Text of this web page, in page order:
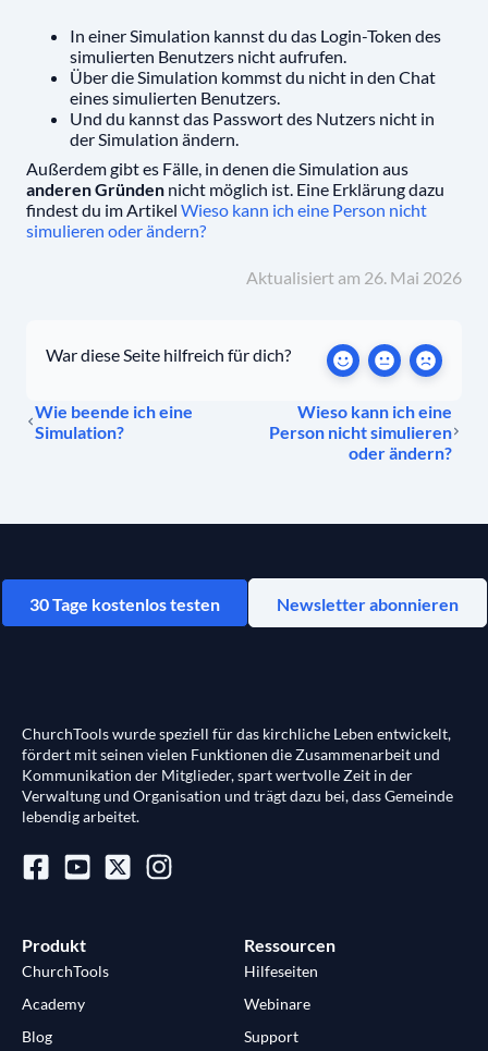
In einer Simulation kannst du das Login-Token des
simulierten Benutzers nicht aufrufen.
Über die Simulation kommst du nicht in den Chat
eines simulierten Benutzers.
Und du kannst das Passwort des Nutzers nicht in
der Simulation ändern.
Außerdem gibt es Fälle, in denen die Simulation aus
anderen Gründen nicht möglich ist. Eine Erklärung dazu
findest du im Artikel Wieso kann ich eine Person nicht
simulieren oder ändern?
Aktualisiert am 26. Mai 2026
War diese Seite hilfreich für dich?
Wie beende ich eine
Simulation?
Wieso kann ich eine
Person nicht simulieren
oder ändern?
30 Tage kostenlos testen Newsletter abonnieren
ChurchTools wurde speziell für das kirchliche Leben entwickelt,
fördert mit seinen vielen Funktionen die Zusammenarbeit und
Kommunikation der Mitglieder, spart wertvolle Zeit in der
Verwaltung und Organisation und trägt dazu bei, dass Gemeinde
lebendig arbeitet.
Produkt
ChurchTools
Academy
Blog
Ressourcen
Hilfeseiten
Webinare
Support